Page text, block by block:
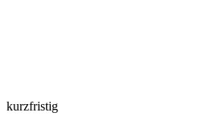
kurzfristig